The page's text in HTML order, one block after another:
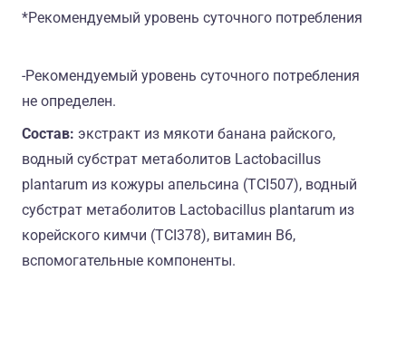
*Рекомендуемый уровень суточного потребления
-Рекомендуемый уровень суточного потребления
не определен.
Состав: экстракт из мякоти банана райского,
водный субстрат метаболитов Lactobacillus
plantarum из кожуры апельсина (TCI507), водный
субстрат метаболитов Lactobacillus plantarum из
корейского кимчи (TCI378), витамин В6,
вспомогательные компоненты.